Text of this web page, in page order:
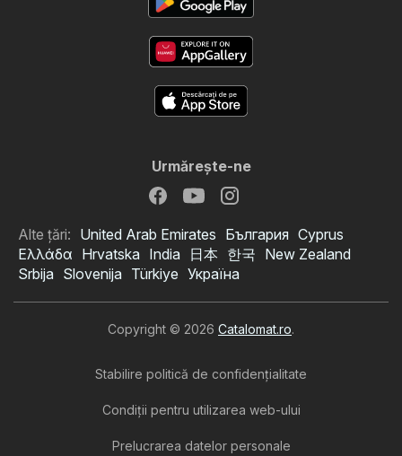
Urmăreşte-ne
Alte țări: United Arab Emirates България Cyprus
Ελλάδα Hrvatska India 日本 한국 New Zealand
Srbija Slovenija Türkiye Україна
Copyright © 2026 Catalomat.ro.
Stabilire politică de confidenţialitate
Condiţii pentru utilizarea web-ului
Prelucrarea datelor personale